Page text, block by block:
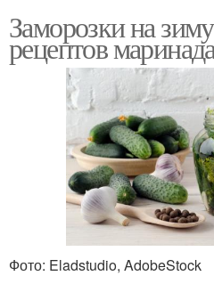
Заморозки на
рецептов
Фото: Eladstudio, AdobeStock